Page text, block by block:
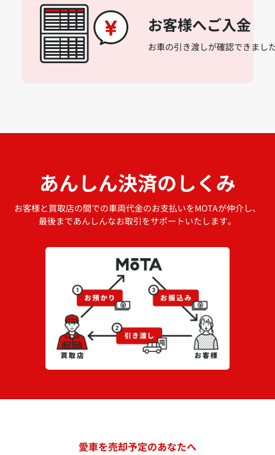
お客様へご入金
お車の引き渡しが確認できまし
あんしん決済のしくみ
お客様と買取店の間での車両代金のお支払いをMOTAが仲介し、
最後まであんしんなお取引をサポートいたします。
愛車を売却予定のあなたへ